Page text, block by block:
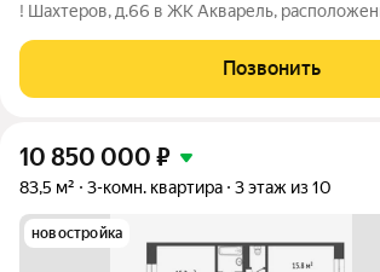
! Шахтеров, д.66 в ЖК Акварель,
Видовая квартира, восхитительные виды на
пейзажи, особенно
Позвонить
10 850 000 ₽
83,5 м² 3-комн. квартира 3 этаж из 10
новостройка